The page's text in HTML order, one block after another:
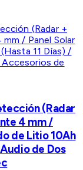
(Radar
4 mm /
de Litio 10Ah
de Dos